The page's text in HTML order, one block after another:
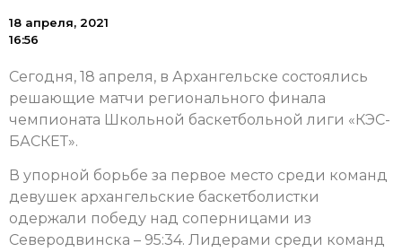
18 апреля, 2021
16:56
Сегодня, 18 апреля, в Архангельске состоялись
решающие матчи регионального финала
чемпионата Школьной баскетбольной лиги «КЭС-
БАСКЕТ».
В упорной борьбе за первое место среди команд
девушек архангельские баскетболистки
одержали победу над соперницами из
Северодвинска – 95:34. Лидерами среди команд